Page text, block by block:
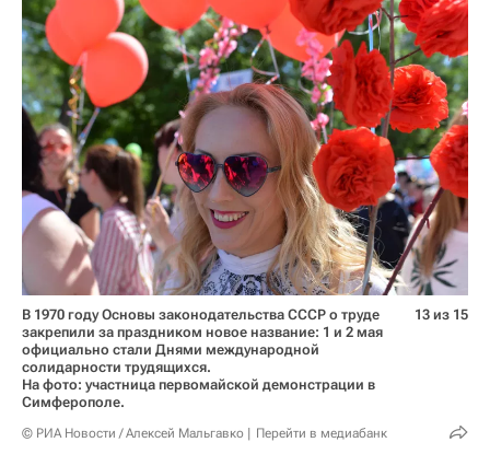
В 1970 году Основы законодательства СССР о труде
закрепили за праздником новое название: 1 и 2 мая
официально стали Днями международной
солидарности трудящихся.
На фото: участница первомайской демонстрации в
Симферополе.
© РИА Новости / Алексей Мальгавко Перейти в медиабанк
13 из 15